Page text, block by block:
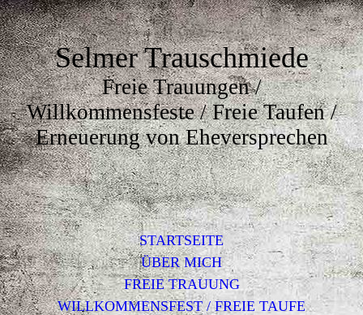
Selmer Trauschmiede
Freie Trauungen /
Willkommensfeste / Freie Taufen /
Erneuerung von Eheversprechen
STARTSEITE
ÜBER MICH
FREIE TRAUUNG
WILLKOMMENSFEST / FREIE TAUFE